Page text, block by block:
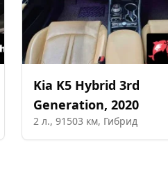
Kia K5 Hybrid 3rd
Generation, 2020
2 л., 91503 км, Гибрид